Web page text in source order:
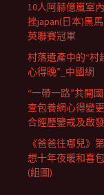
10人阿赫億嵐室
挫japan(日本)黑
英聯賽冠軍
村落遺產中的“村
心得晚”_中國網
“一帶一路”共開
查包養網心得變
合經歷鑒戒及啟
《爸爸往哪兒》
想十年夜暖和喜
(組圖)